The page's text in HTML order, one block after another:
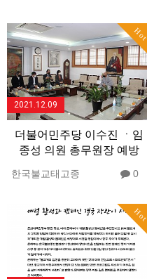
Hot
2021.12.09
더불어민주당 이수진 ㆍ임
종성 의원 총무원장 예방
한국불교태고종 0
Hot